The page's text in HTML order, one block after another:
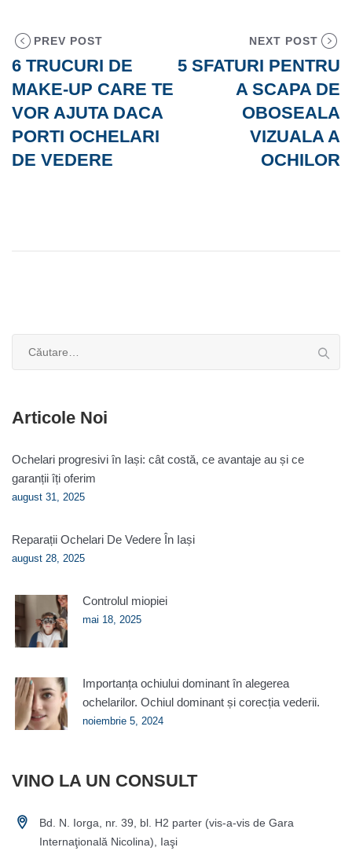
PREV POST
6 TRUCURI DE
MAKE-UP CARE TE
VOR AJUTA DACA
PORTI OCHELARI
DE VEDERE
NEXT POST
5 SFATURI PENTRU
A SCAPA DE
OBOSEALA
VIZUALA A
OCHILOR
Articole Noi
Ochelari progresivi în Iași: cât costă, ce avantaje au și ce
garanții îți oferim
august 31, 2025
Reparații Ochelari De Vedere În Iași
august 28, 2025
Controlul miopiei
mai 18, 2025
Importanța ochiului dominant în alegerea
ochelarilor. Ochiul dominant și corecția vederii.
noiembrie 5, 2024
VINO LA UN CONSULT
Bd. N. Iorga, nr. 39, bl. H2 parter (vis-a-vis de Gara
Internaţională Nicolina), Iaşi